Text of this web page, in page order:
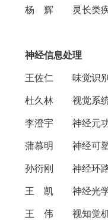
杨 辉 灵长类疾
神经信息处理
王佐仁 味觉识别
杜久林 视觉系
李澄宇 神经元功
蒲慕明 神经可塑
孙衍刚 神经环路
王 凯 神经光学
王 伟 视知觉机